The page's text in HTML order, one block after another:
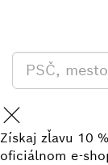
Získaj zľavu 10
oficiálnom e-